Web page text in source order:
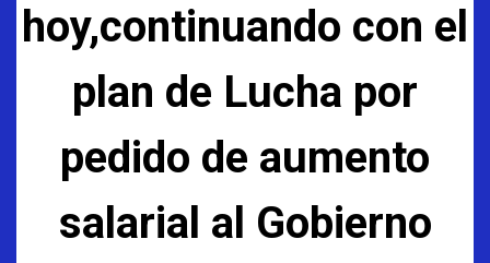
hoy,continuando con el
plan de Lucha por
pedido de aumento
salarial al Gobierno